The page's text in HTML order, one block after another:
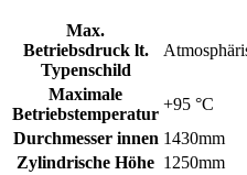
Max.
Betriebsdruck lt.
Typenschild
Maximale
Betriebstemperatur
+95 °C
Durchmesser innen 1430mm
Zylindrische Höhe 1250mm